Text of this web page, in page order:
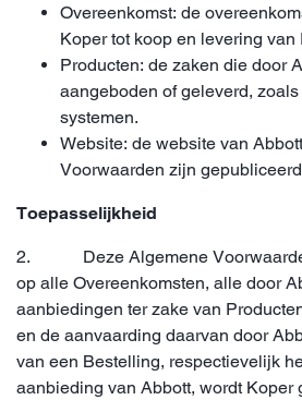
Overeenkomst: de
Koper tot koop en levering van
Producten: de zaken die door
aangeboden of geleverd,
systemen.
Website: de website van
Voorwaarden zijn
Toepasselijkheid
2. Deze Algemene
op alle Overeenkomsten, alle door
aanbiedingen ter zake van
en de aanvaarding daarvan door
van een Bestelling, respectievelijk
aanbieding van Abbott, wordt Koper